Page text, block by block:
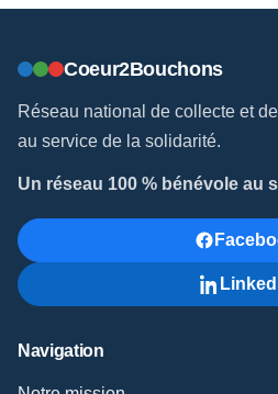
Coeur2Bouchons
Réseau national de collecte et
au service de la solidarité.
Un réseau 100 % bénévole au
Navigation